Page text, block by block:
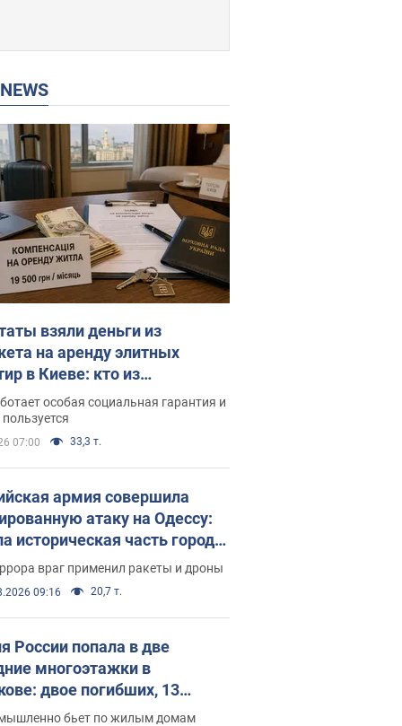
NEWS
взяли деньги из
на аренду элитных
в Киеве: кто из
просил средства
особая социальная гарантия и
07:00 33,3 т.
армия совершила
атаку на Одессу:
историческая часть города,
Фото и видео
враг применил ракеты и дроны
09:16 20,7 т.
России попала в две
многоэтажки в
двое погибших, 13
бьет по жилым домам